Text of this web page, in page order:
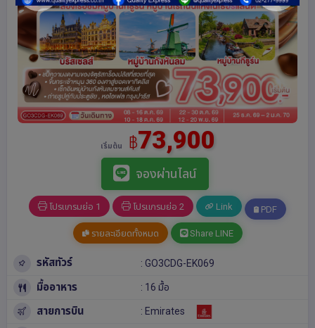
เริ่มต้น ฿73,900
จองผ่านไลน์
โปรแกรมย่อ 1 โปรแกรมย่อ 2 Link PDF
รายละเอียดทั้งหมด Share LINE
รหัสทัวร์ : GO3CDG-EK069
มื้ออาหาร : 16 มื้อ
สายการบิน : Emirates